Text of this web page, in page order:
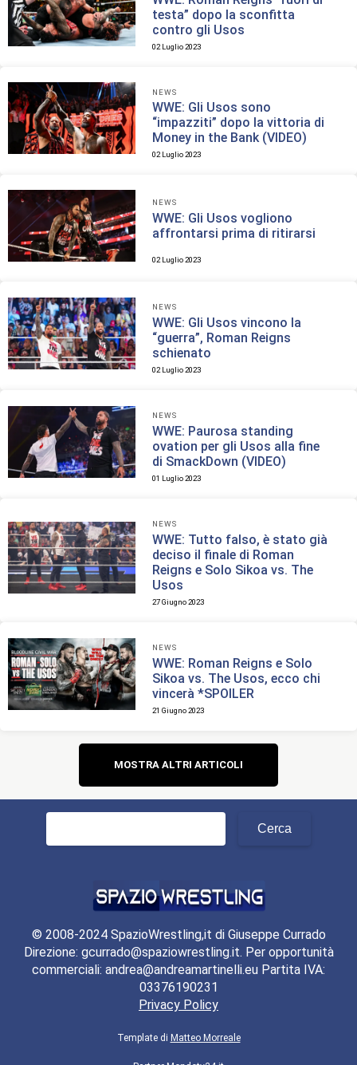
testa” dopo la sconfitta
contro gli Usos
02 Luglio 2023
NEWS
WWE: Gli Usos sono
“impazziti” dopo la vittoria di
Money in the Bank (VIDEO)
02 Luglio 2023
NEWS
WWE: Gli Usos vogliono
affrontarsi prima di ritirarsi
02 Luglio 2023
NEWS
WWE: Gli Usos vincono la
“guerra”, Roman Reigns
schienato
02 Luglio 2023
NEWS
WWE: Paurosa standing
ovation per gli Usos alla fine
di SmackDown (VIDEO)
01 Luglio 2023
NEWS
WWE: Tutto falso, è stato già
deciso il finale di Roman
Reigns e Solo Sikoa vs. The
Usos
27 Giugno 2023
NEWS
WWE: Roman Reigns e Solo
Sikoa vs. The Usos, ecco chi
vincerà *SPOILER
21 Giugno 2023
Navigazione
articoli
MOSTRA ALTRI ARTICOLI
Ricerca
© 2008-2024 SpazioWrestling,it di Giuseppe Currado
Direzione: gcurrado@spaziowrestling.it. Per opportunità
commerciali: andrea@andreamartinelli.eu Partita IVA:
03376190231
Privacy Policy
Template di Matteo Morreale